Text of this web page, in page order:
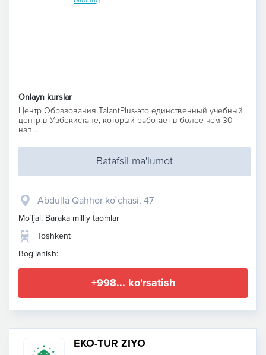
Onlayn kurslar
Центр Образования TalantPlus-это единственный учебный
центр в Узбекистане, который работает в более чем 30
нап...
Batafsil ma'lumot
Abdulla Qahhor ko`chasi, 47
Mo`ljal: Baraka milliy taomlar
Toshkent
Bog'lanish:
+998... ko'rsatish
EKO-TUR ZIYO